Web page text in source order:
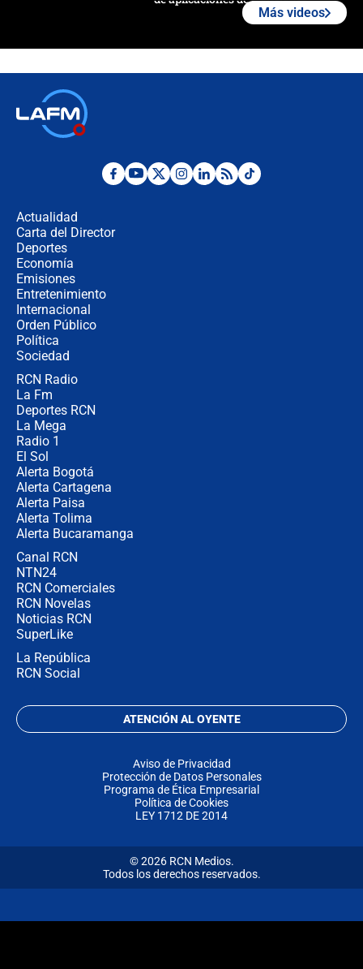
Posesión de Abelardo De La Espriella
Más videos
Actualidad
Carta del Director
Deportes
Economía
Emisiones
Entretenimiento
Internacional
Orden Público
Política
Sociedad
RCN Radio
La Fm
Deportes RCN
La Mega
Radio 1
El Sol
Alerta Bogotá
Alerta Cartagena
Alerta Paisa
Alerta Tolima
Alerta Bucaramanga
Canal RCN
NTN24
RCN Comerciales
RCN Novelas
Noticias RCN
SuperLike
La República
RCN Social
ATENCIÓN AL OYENTE
Aviso de Privacidad
Protección de Datos Personales
Programa de Ética Empresarial
Política de Cookies
LEY 1712 DE 2014
© 2026 RCN Medios.
Todos los derechos reservados.